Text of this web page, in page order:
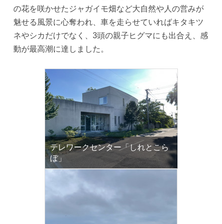
の花を咲かせたジャガイモ畑など大自然や人の営みが
魅せる風景に心奪われ、車を走らせていればキタキツ
ネやシカだけでなく、3頭の親子ヒグマにも出合え、感
動が最高潮に達しました。
テレワークセンター「しれとこら
ぼ」